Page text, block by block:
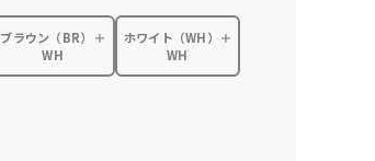
ブラウン（BR）＋
WH
ホワイト（WH）＋
WH